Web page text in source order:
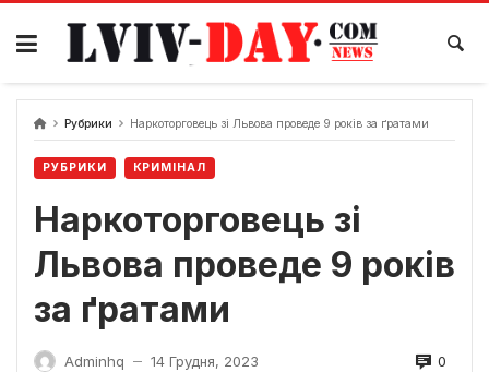
Skip
content
Рубрики Наркоторговець зі Львова проведе 9 років за ґратами
РУБРИКИ КРИМІНАЛ
Наркоторговець зі
Львова проведе 9 років
за ґратами
Adminhq — 14 Грудня, 2023 0